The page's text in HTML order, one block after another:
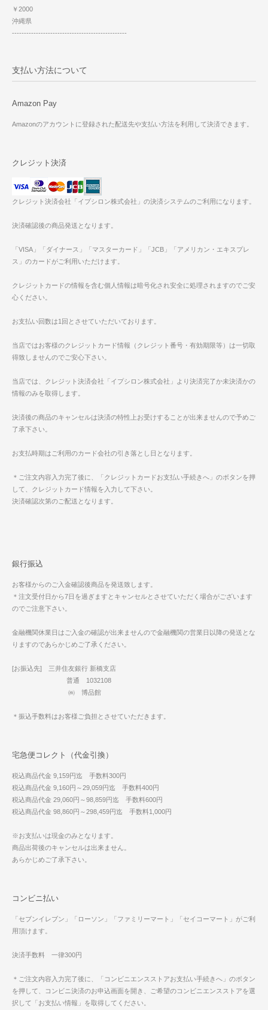
￥2000
沖縄県
------------------------------------------------
支払い方法について
Amazon Pay
Amazonのアカウントに登録された配送先や支払い方法を利用して決済できます。
クレジット決済
クレジット決済会社「イプシロン株式会社」の決済システムのご利用になります。
決済確認後の商品発送となります。
「VISA」「ダイナース」「マスターカード」「JCB」「アメリカン・エキスプレ
ス」のカードがご利用いただけます。
クレジットカードの情報を含む個人情報は暗号化され安全に処理されますのでご安
心ください。
お支払い回数は1回とさせていただいております。
当店ではお客様のクレジットカード情報（クレジット番号・有効期限等）は一切取
得致しませんのでご安心下さい。
当店では、クレジット決済会社「イプシロン株式会社」より決済完了か未決済かの
情報のみを取得します。
決済後の商品のキャンセルは決済の特性上お受けすることが出来ませんので予めご
了承下さい。
お支払時期はご利用のカード会社の引き落とし日となります。
＊ご注文内容入力完了後に、「クレジットカードお支払い手続きへ」のボタンを押
して、クレジットカード情報を入力して下さい。
決済確認次第のご配送となります。
銀行振込
お客様からのご入金確認後商品を発送致します。
＊注文受付日から7日を過ぎますとキャンセルとさせていただく場合がございます
のでご注意下さい。
金融機関休業日はご入金の確認が出来ませんので金融機関の営業日以降の発送とな
りますのであらかじめご了承ください。
[お振込先] 三井住友銀行 新橋支店
普通 1032108
㈱ 博品館
＊振込手数料はお客様ご負担とさせていただきます。
宅急便コレクト（代金引換）
税込商品代金 9,159円迄 手数料300円
税込商品代金 9,160円～29,059円迄 手数料400円
税込商品代金 29,060円～98,859円迄 手数料600円
税込商品代金 98,860円～298,459円迄 手数料1,000円
※お支払いは現金のみとなります。
商品出荷後のキャンセルは出来ません。
あらかじめご了承下さい。
コンビニ払い
「セブンイレブン」「ローソン」「ファミリーマート」「セイコーマート」がご利
用頂けます。
決済手数料 一律300円
＊ご注文内容入力完了後に、「コンビニエンスストアお支払い手続きへ」のボタン
を押して、コンビニ決済のお申込画面を開き、ご希望のコンビニエンスストアを選
択して「お支払い情報」を取得してください。